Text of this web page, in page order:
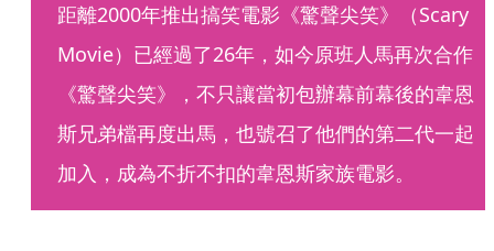
距離2000年推出搞笑電影《驚聲尖笑》（Scary
Movie）已經過了26年，如今原班人馬再次合作
《驚聲尖笑》，不只讓當初包辦幕前幕後的韋恩
斯兄弟檔再度出馬，也號召了他們的第二代一起
加入，成為不折不扣的韋恩斯家族電影。